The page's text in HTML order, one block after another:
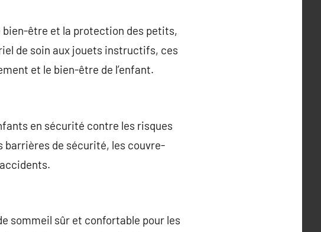
bien-être et la protection des petits,
de soin aux jouets instructifs, ces
et le bien-être de l’enfant.
en sécurité contre les risques
barrières de sécurité, les couvre-
sommeil sûr et confortable pour les